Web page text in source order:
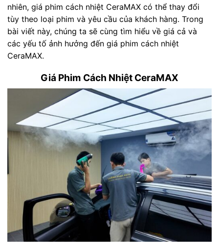
nhiên, giá phim cách nhiệt CeraMAX có thể thay đổi
tùy theo loại phim và yêu cầu của khách hàng. Trong
bài viết này, chúng ta sẽ cùng tìm hiểu về giá cả và
các yếu tố ảnh hưởng đến giá phim cách nhiệt
CeraMAX.
Giá Phim Cách Nhiệt CeraMAX